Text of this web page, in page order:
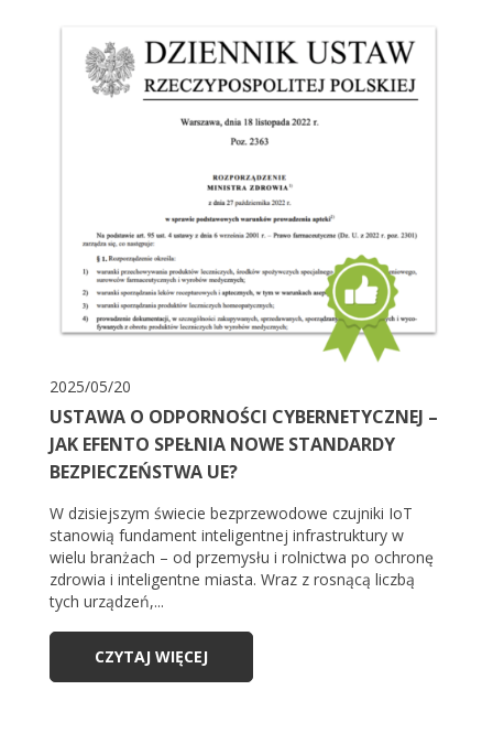
2025/05/20
USTAWA O ODPORNOŚCI CYBERNETYCZNEJ –
JAK EFENTO SPEŁNIA NOWE STANDARDY
BEZPIECZEŃSTWA UE?
W dzisiejszym świecie bezprzewodowe czujniki IoT
stanowią fundament inteligentnej infrastruktury w
wielu branżach – od przemysłu i rolnictwa po ochronę
zdrowia i inteligentne miasta. Wraz z rosnącą liczbą
tych urządzeń,...
CZYTAJ WIĘCEJ